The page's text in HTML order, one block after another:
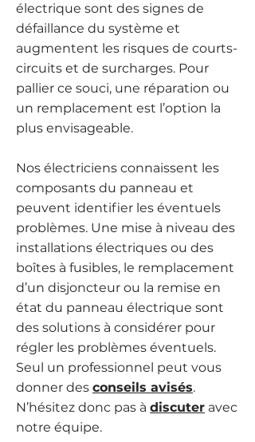
électrique sont des signes de
défaillance du système et
augmentent les risques de courts-
circuits et de surcharges. Pour
pallier ce souci, une réparation ou
un remplacement est l’option la
plus envisageable.
Nos électriciens connaissent les
composants du panneau et
peuvent identifier les éventuels
problèmes. Une mise à niveau des
installations électriques ou des
boîtes à fusibles, le remplacement
d’un disjoncteur ou la remise en
état du panneau électrique sont
des solutions à considérer pour
régler les problèmes éventuels.
Seul un professionnel peut vous
donner des conseils avisés.
N’hésitez donc pas à discuter avec
notre équipe.